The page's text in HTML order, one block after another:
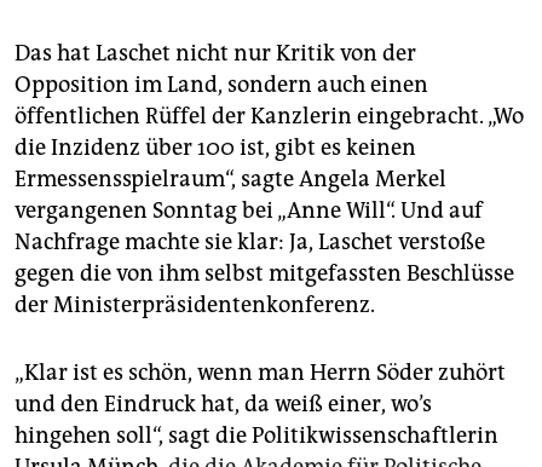
Das hat Laschet nicht nur Kritik von der
Opposition im Land, sondern auch einen
öffentlichen Rüffel der Kanzlerin eingebracht. „Wo
die Inzidenz über 100 ist, gibt es keinen
Ermessensspielraum“, sagte ­Angela Merkel
vergangenen Sonntag bei „Anne Will“. Und auf
Nachfrage machte sie klar: Ja, Laschet verstoße
gegen die von ihm selbst mitgefassten Beschlüsse
der Ministerpräsidentenkonferenz.
„Klar ist es schön, wenn man Herrn Söder zuhört
und den Eindruck hat, da weiß einer, wo’s
hingehen soll“, sagt die Politikwissenschaftlerin